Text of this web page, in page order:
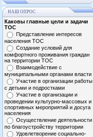
НАШ ОПРОС
Каковы главные цели и задачи
ТОС
Представление интересов
населения ТОС
Создание условий для
комфортного проживания граждан
на территории ТОС
Взаимодействие с
муниципальными органами власти
Участие в организации работы
с детьми и подростками
Участие в организации и
проведении культурно-массовых и
спортивных мероприятий и досуга
населения
Осуществление деятельности
по благоустройству территории
Удовлетворение социально-